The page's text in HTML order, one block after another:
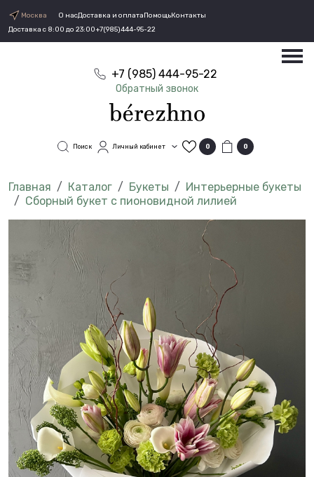
Москва О насДоставка и оплатаПомощьКонтакты
Доставка с 8:00 до 23:00+7(985)444-95-22
+7 (985) 444-95-22
Обратный звонок
Поиск Личный кабинет 0 0
Каталог Букеты
Интерьерные букеты
Сборный букет с пионовидной лилией